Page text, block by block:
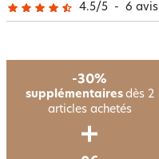
4.5/5 - 6 avis
-30%
supplémentaires dès 2
articles achetés